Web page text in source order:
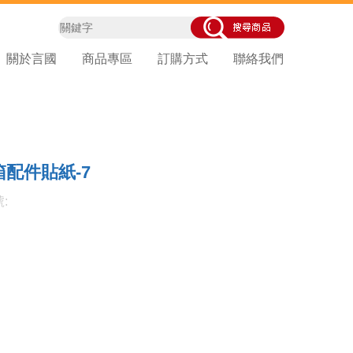
關於言國 商品專區 訂購方式 聯絡我們
配件貼紙-7
: